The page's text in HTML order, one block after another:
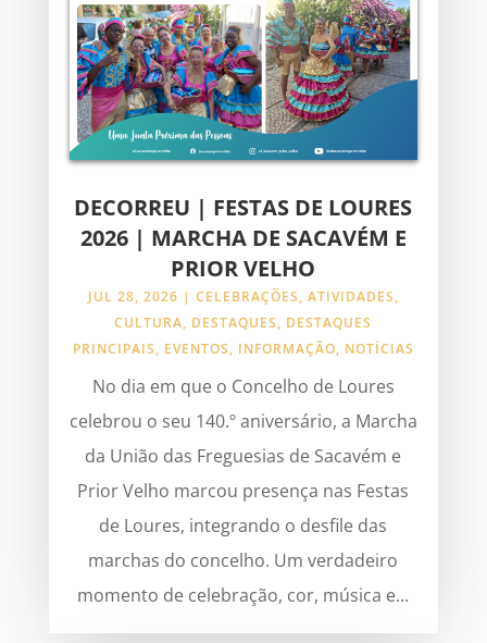
DECORREU | FESTAS DE LOURES
2026 | MARCHA DE SACAVÉM E
PRIOR VELHO
JUL 28, 2026 | CELEBRAÇÕES, ATIVIDADES,
CULTURA, DESTAQUES, DESTAQUES
PRINCIPAIS, EVENTOS, INFORMAÇÃO, NOTÍCIAS
No dia em que o Concelho de Loures
celebrou o seu 140.º aniversário, a Marcha
da União das Freguesias de Sacavém e
Prior Velho marcou presença nas Festas
de Loures, integrando o desfile das
marchas do concelho. Um verdadeiro
momento de celebração, cor, música e...